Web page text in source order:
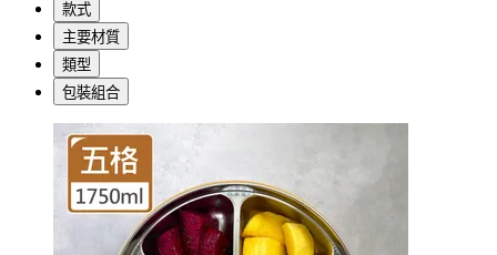
款式
主要材質
類型
包裝組合